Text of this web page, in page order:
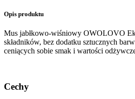
Opis produktu
Mus jabłkowo-wiśniowy OWOLOVO
składników, bez dodatku sztucznych
ceniących sobie smak i wartości
Cechy